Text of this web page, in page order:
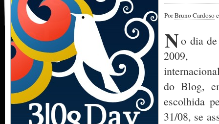
PorBruno Cardoso
No dia
2009,
do Blog,
escolhida
31/08, se